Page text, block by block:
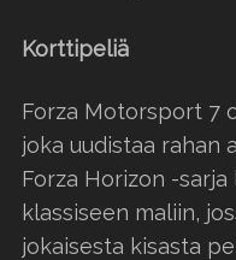
Korttipeliä
Forza Motorsport 7
joka uudistaa rahan
Forza Horizon -
klassiseen maliin,
jokaisesta kisasta